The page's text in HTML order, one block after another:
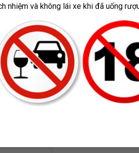
nhiệm và không lái xe khi đã uống
https://
https://
https://
https://
https://
https://
https://